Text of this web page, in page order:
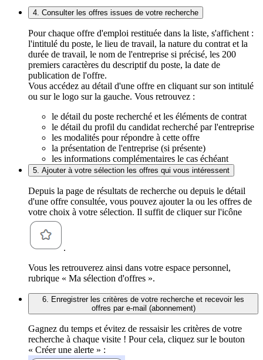
4. Consulter les offres issues de votre recherche
Pour chaque offre d'emploi restituée dans la liste, s'affichent :
l'intitulé du poste, le lieu de travail, la nature du contrat et la
durée de travail, le nom de l'entreprise si précisé, les 200
premiers caractères du descriptif du poste, la date de
publication de l'offre.
Vous accédez au détail d'une offre en cliquant sur son intitulé
ou sur le logo sur la gauche. Vous retrouvez :
le détail du poste recherché et les éléments de contrat
le détail du profil du candidat recherché par l'entreprise
les modalités pour répondre à cette offre
la présentation de l'entreprise (si présente)
les informations complémentaires le cas échéant
5. Ajouter à votre sélection les offres qui vous intéressent
Depuis la page de résultats de recherche ou depuis le détail
d'une offre consultée, vous pouvez ajouter la ou les offres de
votre choix à votre sélection. Il suffit de cliquer sur l'icône
.
Vous les retrouverez ainsi dans votre espace personnel,
rubrique « Ma sélection d'offres ».
6. Enregistrer les critères de votre recherche et recevoir les
offres par e-mail (abonnement)
Gagnez du temps et évitez de ressaisir les critères de votre
recherche à chaque visite ! Pour cela, cliquez sur le bouton
« Créer une alerte » :